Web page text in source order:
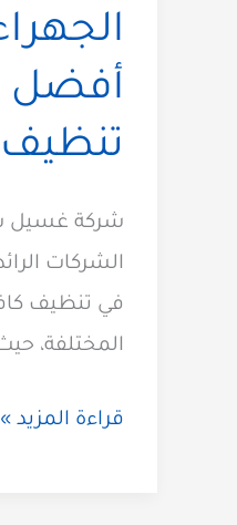
أفضل
شركة غسيل
الشركات
في تنظيف
المختلفة،
غسيل
قراءة المزيد »